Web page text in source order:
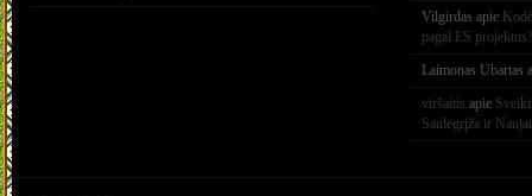
Vilgirdas apie
pagal ES projektus?
Laimonas Ubartas
viršaitis apie
Saulėgrįža ir